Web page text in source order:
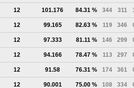
12 101.176 84.31 % 344 311
12 99.165 82.63 % 119 346
12 97.333 81.11 % 146 299
12 94.166 78.47 % 113 297
12 91.58 76.31 % 174 361
12 90.001 75.00 % 108 334